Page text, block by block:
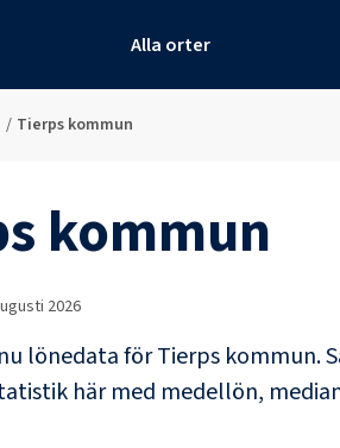
Alla orter
/ Tierps kommun
kommun
2026
lönedata förTierps kommun.
här med medellön,